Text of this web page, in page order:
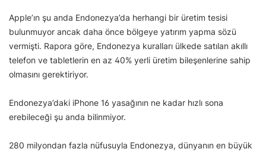
Apple’ın şu anda Endonezya’da herhangi bir üretim tesisi
bulunmuyor ancak daha önce bölgeye yatırım yapma sözü
vermişti. Rapora göre, Endonezya kuralları ülkede satılan akıllı
telefon ve tabletlerin en az 40% yerli üretim bileşenlerine sahip
olmasını gerektiriyor.
Endonezya’daki iPhone 16 yasağının ne kadar hızlı sona
erebileceği şu anda bilinmiyor.
280 milyondan fazla nüfusuyla Endonezya, dünyanın en büyük